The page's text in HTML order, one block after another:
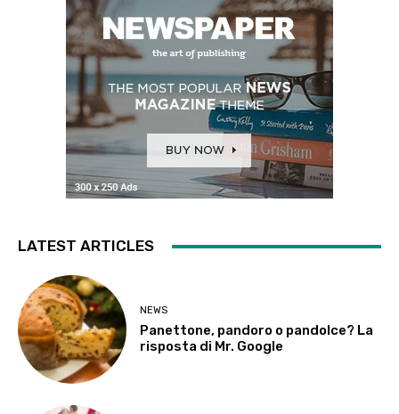
LATEST ARTICLES
NEWS
Panettone, pandoro o pandolce? La
risposta di Mr. Google